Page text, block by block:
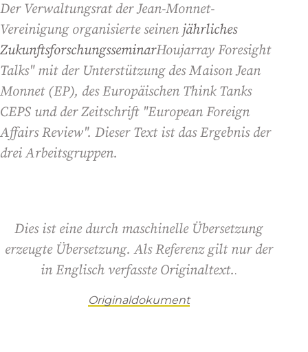
Der Verwaltungsrat der Jean-Monnet-
Vereinigung organisierte seinen jährliches
ZukunftsforschungsseminarHoujarray Foresight
Talks" mit der Unterstützung des Maison Jean
Monnet (EP), des Europäischen Think Tanks
CEPS und der Zeitschrift "European Foreign
Affairs Review". Dieser Text ist das Ergebnis der
drei Arbeitsgruppen.
Dies ist eine durch maschinelle Übersetzung
erzeugte Übersetzung. Als Referenz gilt nur der
in Englisch verfasste Originaltext..
Originaldokument